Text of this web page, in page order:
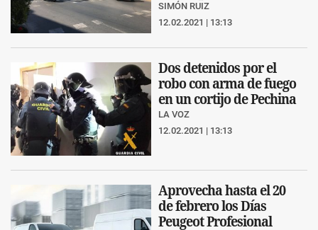
SIMÓN RUIZ
12.02.2021 | 13:13
Dos detenidos por el
robo con arma de fuego
en un cortijo de Pechina
LA VOZ
12.02.2021 | 13:13
Aprovecha hasta el 20
de febrero los Días
Peugeot Profesional